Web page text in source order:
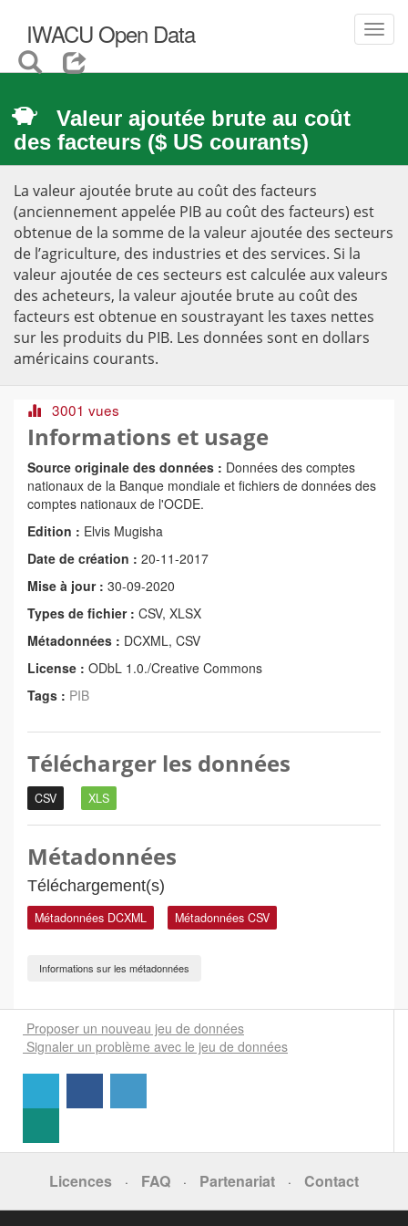
IWACU Open Data
Valeur ajoutée brute au coût
des facteurs ($ US courants)
La valeur ajoutée brute au coût des facteurs
(anciennement appelée PIB au coût des facteurs) est
obtenue de la somme de la valeur ajoutée des secteurs
de l’agriculture, des industries et des services. Si la
valeur ajoutée de ces secteurs est calculée aux valeurs
des acheteurs, la valeur ajoutée brute au coût des
facteurs est obtenue en soustrayant les taxes nettes
sur les produits du PIB. Les données sont en dollars
américains courants.
3001 vues
Informations et usage
Source originale des données : Données des comptes
nationaux de la Banque mondiale et fichiers de données des
comptes nationaux de l'OCDE.
Edition : Elvis Mugisha
Date de création : 20-11-2017
Mise à jour : 30-09-2020
Types de fichier : CSV, XLSX
Métadonnées : DCXML, CSV
License : ODbL 1.0./Creative Commons
Tags : PIB
Télécharger les données
CSV XLS
Métadonnées
Téléchargement(s)
Métadonnées DCXML Métadonnées CSV
Informations sur les métadonnées
Proposer un nouveau jeu de données
Signaler un problème avec le jeu de données
Licences · FAQ · Partenariat · Contact